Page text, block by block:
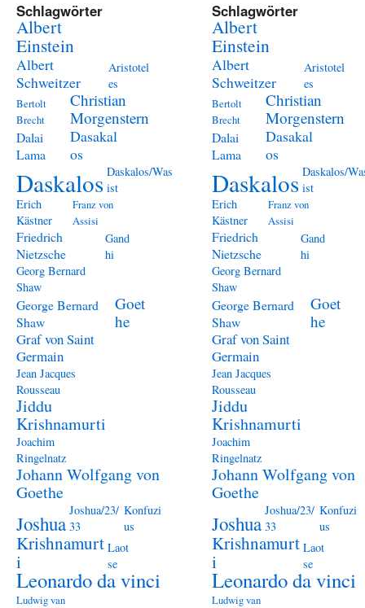
Schlagwörter
Albert
Einstein
Albert
Schweitzer
Aristotel
es
Bertolt
Brecht
Christian
Morgenstern
Dalai
Lama
Dasakal
os
Daskalos Daskalos/Was
ist
Erich
Kästner
Franz von
Assisi
Friedrich
Nietzsche
Gand
hi
Georg Bernard
Shaw
George Bernard
Shaw
Goet
he
Graf von Saint
Germain
Jean Jacques
Rousseau
Jiddu
Krishnamurti
Joachim
Ringelnatz
Johann Wolfgang von
Goethe
Joshua
Joshua/23/
33
Konfuzi
us
Krishnamurt
i
Laot
se
Leonardo da vinci
Ludwig van
Schlagwörter
Albert
Einstein
Albert
Schweitzer
Aristotel
es
Bertolt
Brecht
Christian
Morgenstern
Dalai
Lama
Dasakal
os
Daskalos Daskalos/
ist
Erich
Kästner
Franz von
Assisi
Friedrich
Nietzsche
Gand
hi
Georg Bernard
Shaw
George Bernard
Shaw
Goet
he
Graf von Saint
Germain
Jean Jacques
Rousseau
Jiddu
Krishnamurti
Joachim
Ringelnatz
Johann Wolfgang von
Goethe
Joshua
Joshua/23/
33
Konfuzi
us
Krishnamurt
i
Laot
se
Leonardo da vinci
Ludwig van